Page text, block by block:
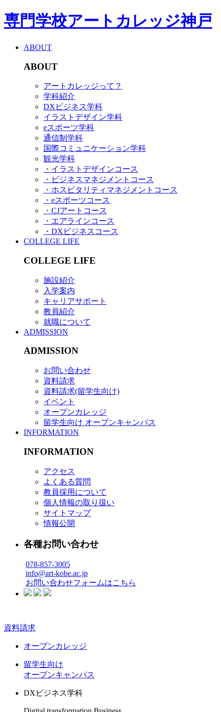
専門学校アートカレッジ神戸
ABOUT
ABOUT
アートカレッジって？
学科紹介
DXビジネス学科
イラストデザイン学科
eスポーツ学科
通信制学科
国際コミュニケーション学科
観光学科
・イラストデザインコース
・ビジネスマネジメントコース
・ホスピタリティマネジメントコース
・eスポーツコース
・CJアートコース
・エアラインコース
・DXビジネスコース
COLLEGE LIFE
COLLEGE LIFE
施設紹介
入学案内
キャリアサポート
教員紹介
就職について
ADMISSION
ADMISSION
お問い合わせ
資料請求
資料請求(留学生向け)
イベント
オープンカレッジ
留学生向け オープンキャンパス
INFORMATION
INFORMATION
アクセス
よくある質問
教員採用について
個人情報の取り扱い
サイトマップ
情報公開
各種お問い合わせ
078-857-3005
info@art-kobe.ac.jp
お問い合わせフォームはこちら
資料請求
オープンカレッジ
留学生向け
オープンキャンパス
DXビジネス学科